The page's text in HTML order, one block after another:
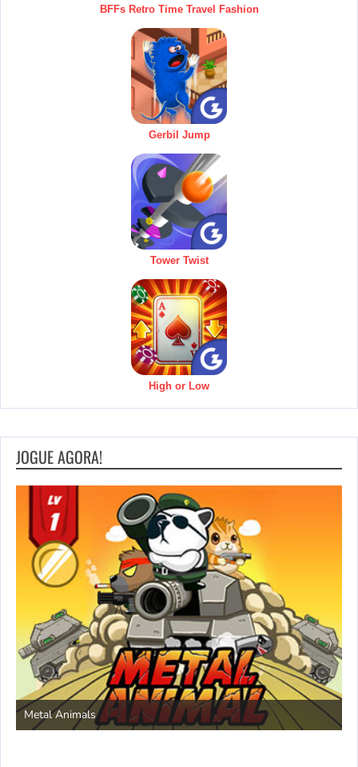
BFFs Retro Time Travel Fashion
Gerbil Jump
Tower Twist
High or Low
JOGUE AGORA!
Metal Animals